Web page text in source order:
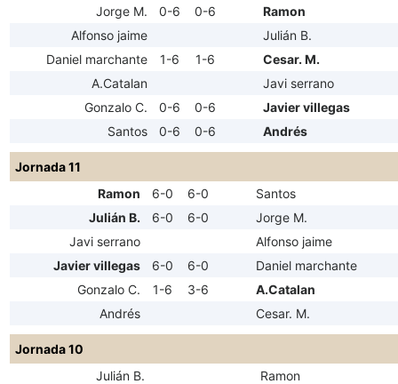
Jorge M.
0-6 0-6
Ramon
Alfonso jaime
Julián B.
Daniel marchante
1-6 1-6
Cesar. M.
A.Catalan
Javi serrano
Gonzalo C.
0-6 0-6
Javier villegas
Santos
0-6 0-6 Andrés
Jornada 11
Ramon
6-0 6-0
Santos
Julián B.
6-0 6-0
Jorge M.
Javi serrano
Alfonso jaime
Javier villegas
6-0 6-0
Daniel marchante
Gonzalo C.
1-6 3-6
A.Catalan
Andrés
Cesar. M.
Jornada 10
Julián B.
Ramon